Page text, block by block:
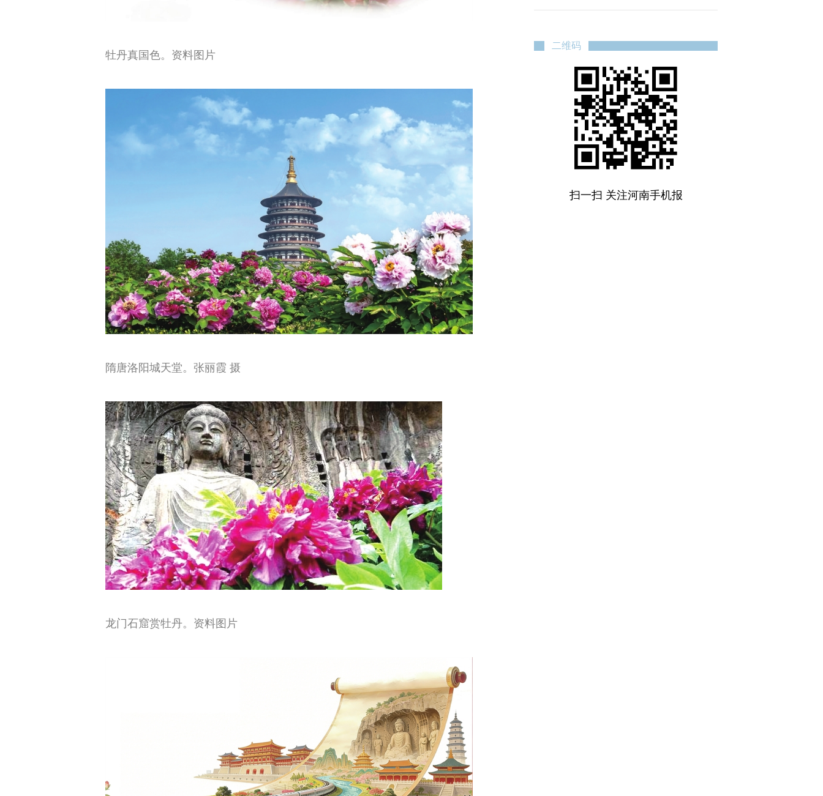
牡丹真国色。资料图片
隋唐洛阳城天堂。张丽霞 摄
龙门石窟赏牡丹。资料图片
二维码
扫一扫 关注河南手机报